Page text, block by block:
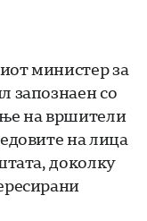
министер за
запознаен со
на вршители
на лица
доколку